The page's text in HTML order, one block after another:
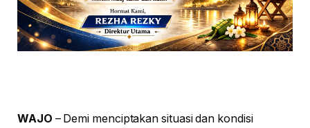
WAJO – Demi menciptakan situasi dan kondisi